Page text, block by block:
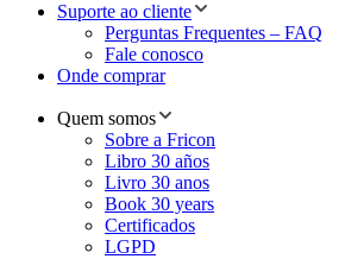
Suporte ao cliente
Perguntas Frequentes – FAQ
Fale conosco
Onde comprar
Quem somos
Sobre a Fricon
Libro 30 años
Livro 30 anos
Book 30 years
Certificados
LGPD